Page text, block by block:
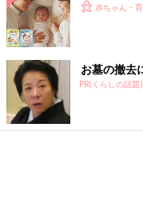
赤ちゃん・
お墓の撤去
PR(くらしの話題)